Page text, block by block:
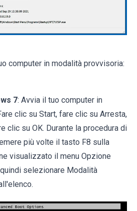
computer in modalità provvisoria:
7: Avvia il tuo computer in
clic su Start, fare clic su Arresta,
clic su OK. Durante la procedura di
più volte il tasto F8 sulla
visualizzato il menu Opzione
selezionare Modalità